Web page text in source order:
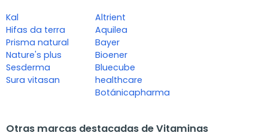
Kal
Hifas da terra
Prisma natural
Nature's plus
Sesderma
Sura vitasan
Altrient
Aquilea
Bayer
Bioener
Bluecube
healthcare
Botánicapharma
Otras marcas destacadas de Vitaminas